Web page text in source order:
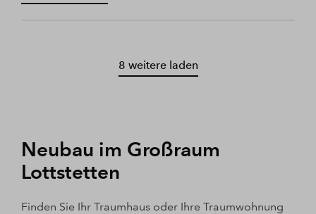
8 weitere laden
Neubau im Großraum
Lottstetten
Finden Sie Ihr Traumhaus oder Ihre Traumwohnung